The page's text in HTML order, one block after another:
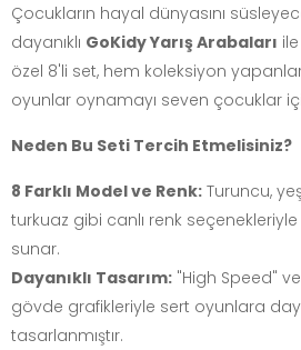
Çocukların hayal dünyasını
dayanıklı GoKidy Yarış Arabaları
özel 8'li set, hem koleksiyon
oyunlar oynamayı seven çocuklar
Neden Bu Seti Tercih Etmelisiniz?
8 Farklı Model ve Renk: Turuncu,
turkuaz gibi canlı renk
sunar.
Dayanıklı Tasarım: "High Speed"
gövde grafikleriyle sert oyunlara
tasarlanmıştır.